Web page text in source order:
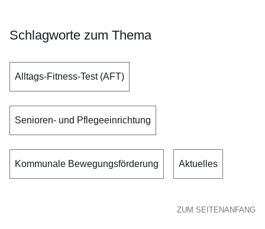
Schlagworte zum Thema
Alltags-Fitness-Test (AFT)
Senioren- und Pflegeeinrichtung
Kommunale Bewegungsförderung Aktuelles
ZUM SEITENANFANG